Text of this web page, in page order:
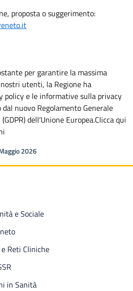
proposta o suggerimento:
per garantire la massima
utenti, la Regione ha
policy e le informative sulla privacy
nuovo Regolamento Generale
dell’Unione Europea.Clicca qui
2026
e Sociale
Reti Cliniche
in Sanità